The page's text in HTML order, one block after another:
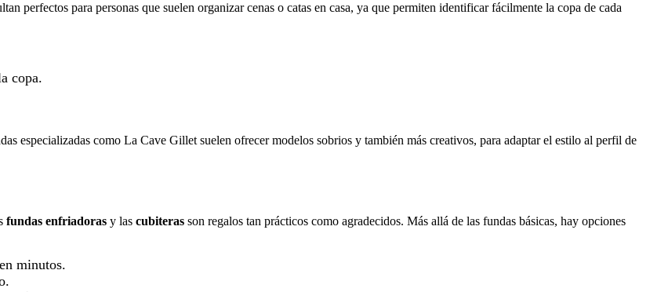
perfectos para personas que suelen organizar cenas o catas en casa, ya que permiten identificar fácilmente la copa de cada
copa.
especializadas como La Cave Gillet suelen ofrecer modelos sobrios y también más creativos, para adaptar el estilo al perfil de
fundas enfriadoras y las cubiteras son regalos tan prácticos como agradecidos. Más allá de las fundas básicas, hay opciones
minutos.